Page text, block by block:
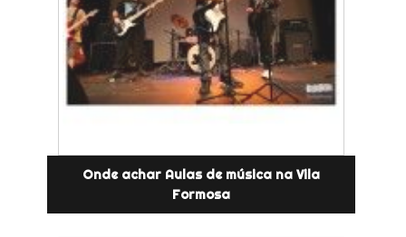
Onde achar Aulas de música na Vila
Formosa